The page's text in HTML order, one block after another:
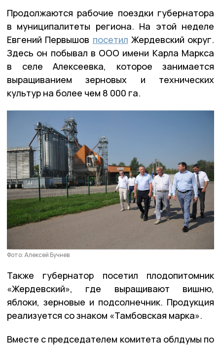
Продолжаются рабочие поездки губернатора
в муниципалитеты региона. На этой неделе
Евгений Первышов посетил Жердевский округ.
Здесь он побывал в ООО имени Карла Маркса
в селе Алексеевка, которое занимается
выращиванием зерновых и технических
культур на более чем 8 000 га.
Фото: Алексей Бучнев
Также губернатор посетил плодопитомник
«Жердевский», где выращивают вишню,
яблоки, зерновые и подсолнечник. Продукция
реализуется со знаком «Тамбовская марка».
Вместе с председателем комитета облдумы по